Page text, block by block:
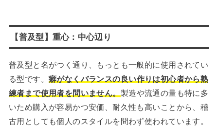
【普及型】重心：中心辺り
普及型と名がつく通り、もっとも一般的に使用されてい
る型です。 癖がなくバランスの良い作りは初心者から熟
練者まで使用者を問いません。 製造や流通の量も特に多
いため購入が容易かつ安価、耐久性も高いことから、稽
古用としても個人のスタイルを問わず使われています。